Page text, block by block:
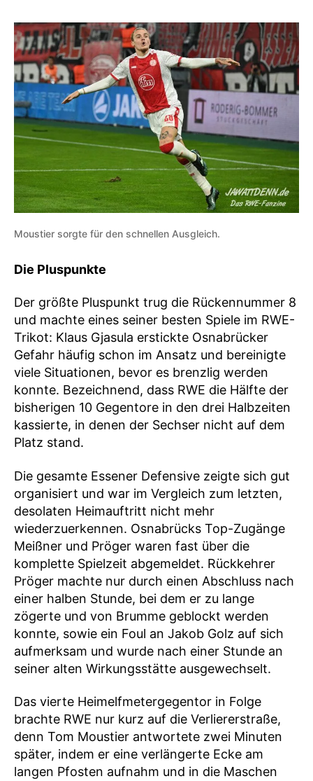
Moustier sorgte für den schnellen Ausgleich.
Die Pluspunkte
Der größte Pluspunkt trug die Rückennummer 8
und machte eines seiner besten Spiele im RWE-
Trikot: Klaus Gjasula erstickte Osnabrücker
Gefahr häufig schon im Ansatz und bereinigte
viele Situationen, bevor es brenzlig werden
konnte. Bezeichnend, dass RWE die Hälfte der
bisherigen 10 Gegentore in den drei Halbzeiten
kassierte, in denen der Sechser nicht auf dem
Platz stand.
Die gesamte Essener Defensive zeigte sich gut
organisiert und war im Vergleich zum letzten,
desolaten Heimauftritt nicht mehr
wiederzuerkennen. Osnabrücks Top-Zugänge
Meißner und Pröger waren fast über die
komplette Spielzeit abgemeldet. Rückkehrer
Pröger machte nur durch einen Abschluss nach
einer halben Stunde, bei dem er zu lange
zögerte und von Brumme geblockt werden
konnte, sowie ein Foul an Jakob Golz auf sich
aufmerksam und wurde nach einer Stunde an
seiner alten Wirkungsstätte ausgewechselt.
Das vierte Heimelfmetergegentor in Folge
brachte RWE nur kurz auf die Verliererstraße,
denn Tom Moustier antwortete zwei Minuten
später, indem er eine verlängerte Ecke am
langen Pfosten aufnahm und in die Maschen